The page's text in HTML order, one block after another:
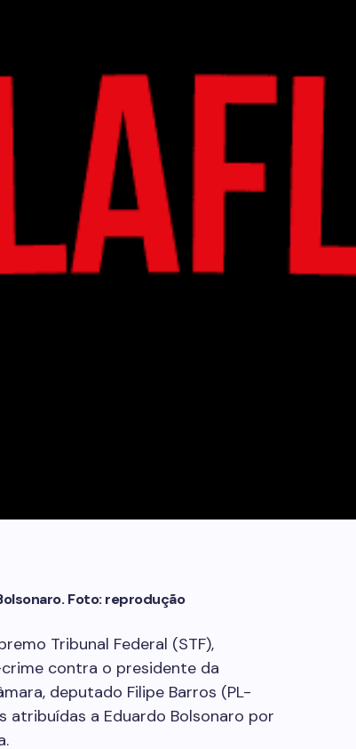
Foto: reprodução
Tribunal Federal (STF),
contra o presidente da
deputado Filipe Barros (PL-
atribuídas a Eduardo Bolsonaro por